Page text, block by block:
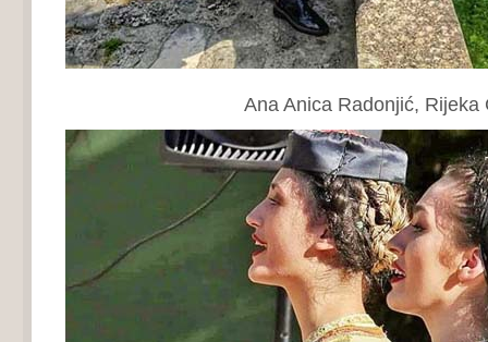
Ana Anica Radonjić, Rijeka